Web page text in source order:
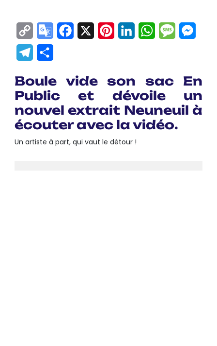
Copy
Link
GoogleFacebook
X Pinterest
LinkedInWhatsApp
Telegram
Boule vide son sac En
Public et dévoile un
nouvel extrait Neuneuil à
écouter avec la vidéo.
Un artiste à part, qui vaut le détour !